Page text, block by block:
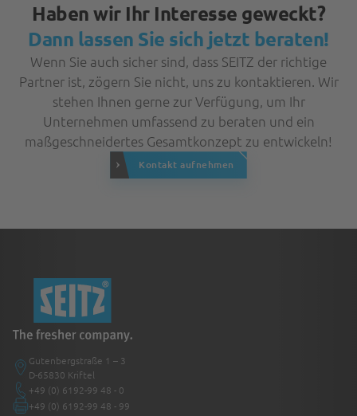
Haben wir Ihr Interesse geweckt?
Dann lassen Sie sich jetzt beraten!
Wenn Sie auch sicher sind, dass SEITZ der richtige
Partner ist, zögern Sie nicht, uns zu kontaktieren. Wir
stehen Ihnen gerne zur Verfügung, um Ihr
Unternehmen umfassend zu beraten und ein
maßgeschneidertes Gesamtkonzept zu entwickeln!
Kontakt aufnehmen
Gutenbergstraße 1 – 3
D-65830 Kriftel
+49 (0) 6192-99 48 - 0
+49 (0) 6192-99 48 - 99